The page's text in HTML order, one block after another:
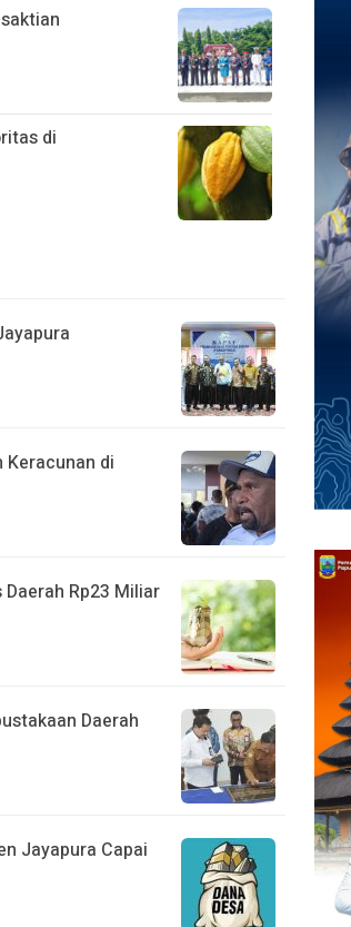
di
Keracunan di
Rp23 Miliar
Daerah
Jayapura Capai